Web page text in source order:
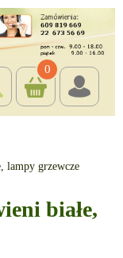
0
lampy grzewcze
białe,